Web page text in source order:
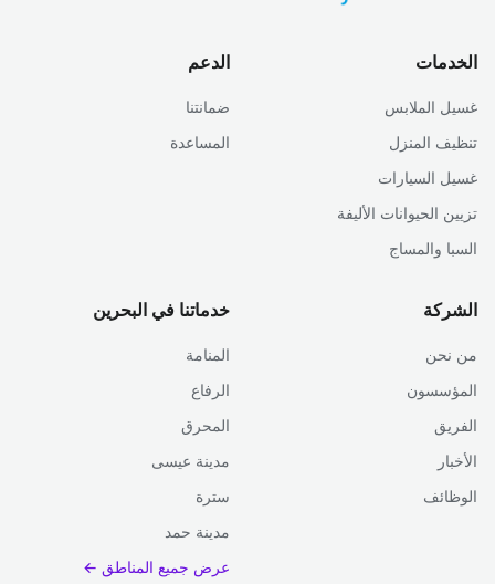
الخدمات
غسيل الملابس
تنظيف المنزل
غسيل السيارات
تزيين الحيوانات الأليفة
السبا والمساج
الدعم
ضمانتنا
المساعدة
الشركة
من نحن
المؤسسون
الفريق
الأخبار
الوظائف
خدماتنا في البحرين
المنامة
الرفاع
المحرق
مدينة عيسى
سترة
مدينة حمد
عرض جميع المناطق ←